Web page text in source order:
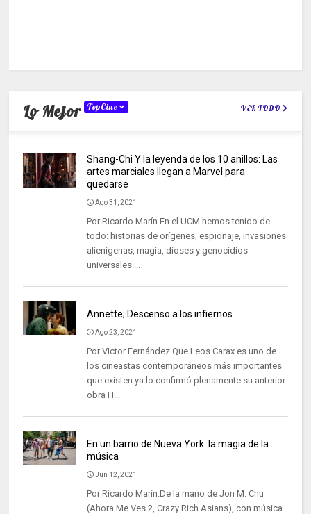
Lo Mejor TopCine VER TODO
Shang-Chi Y la leyenda de los 10 anillos: Las
artes marciales llegan a Marvel para
quedarse
Ago 31, 2021
Por Ricardo Marín.En el UCM hemos tenido de
todo: historias de orígenes, espionaje, invasiones
alienígenas, magia, dioses y genocidios
universales....
Annette; Descenso a los infiernos
Ago 23, 2021
Por Victor Fernández.Que Leos Carax es uno de
los cineastas contemporáneos más importantes
que existen ya lo confirmó plenamente su anterior
obra H...
En un barrio de Nueva York: la magia de la
música
Jun 12, 2021
Por Ricardo Marín.De la mano de Jon M. Chu
(Ahora Me Ves 2, Crazy Rich Asians), con música